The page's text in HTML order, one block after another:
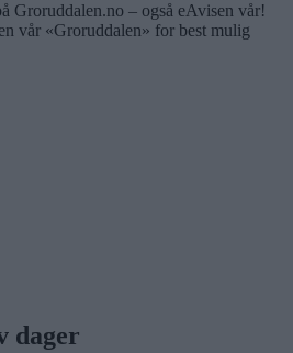
Groruddalen.no – også eAvisen vår!
vår «Groruddalen» for best mulig
dager